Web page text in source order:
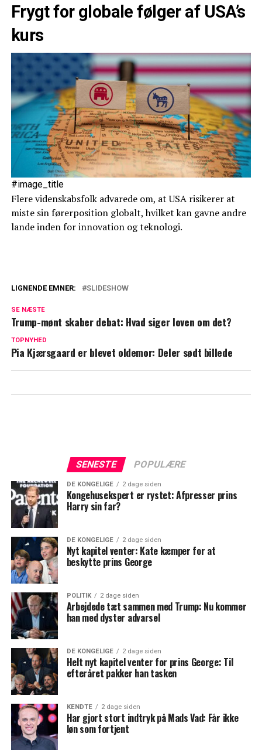
Frygt for globale følger af USA’s
kurs
#image_title
Flere videnskabsfolk advarede om, at USA risikerer at
miste sin førerposition globalt, hvilket kan gavne andre
lande inden for innovation og teknologi.
Melania er separeret
hæve vandstanden for kajaktur
LIGNENDE EMNER: SLIDESHOW
SE NÆSTE
Trump-mønt skaber debat: Hvad siger loven om det?
TOPNYHED
Pia Kjærsgaard er blevet oldemor: Deler sødt billede
SENESTE POPULÆRE
DE KONGELIGE 2 dage siden
Kongehusekspert er rystet: Afpresser prins
Harry sin far?
DE KONGELIGE 2 dage siden
Nyt kapitel venter: Kate kæmper for at
beskytte prins George
POLITIK 2 dage siden
Arbejdede tæt sammen med Trump: Nu kommer
han med dyster advarsel
DE KONGELIGE 2 dage siden
Helt nyt kapitel venter for prins George: Til
efteråret pakker han tasken
KENDTE 2 dage siden
Har gjort stort indtryk på Mads Vad: Får ikke
løn som fortjent